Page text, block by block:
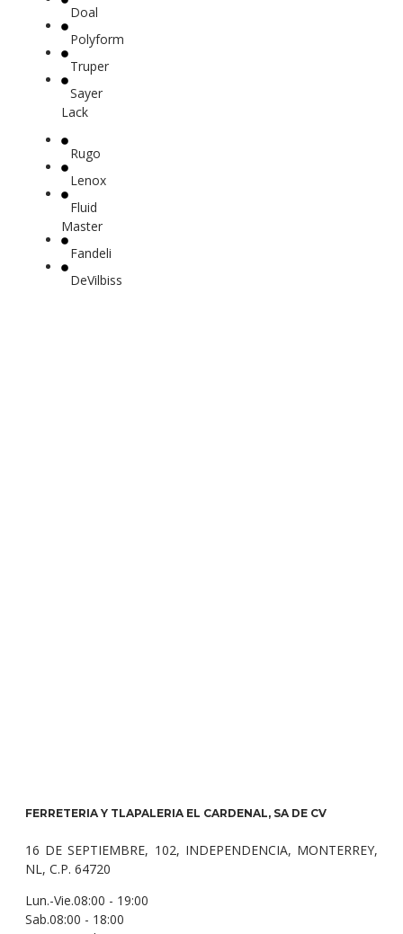
Doal
Polyform
Truper
Sayer
Lack
Rugo
Lenox
Fluid
Master
Fandeli
DeVilbiss
FERRETERIA Y TLAPALERIA EL CARDENAL, SA DE CV
16 DE SEPTIEMBRE, 102, INDEPENDENCIA, MONTERREY,
NL, C.P. 64720
Lun.-Vie.08:00 - 19:00
Sab.08:00 - 18:00